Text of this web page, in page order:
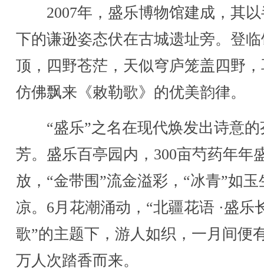
2007年，盛乐博物馆建成，其以
下的谦逊姿态伏在古城遗址旁。登
顶，四野苍茫，天似穹庐笼盖四野
仿佛飘来《敕勒歌》的优美韵律。
“盛乐”之名在现代焕发出诗意的
芳。盛乐百亭园内，300亩芍药年年
放，“金带围”流金溢彩，“冰青”如玉
凉。6月花潮涌动，“北疆花语 ·盛乐
歌”的主题下，游人如织，一月间便
万人次踏香而来。